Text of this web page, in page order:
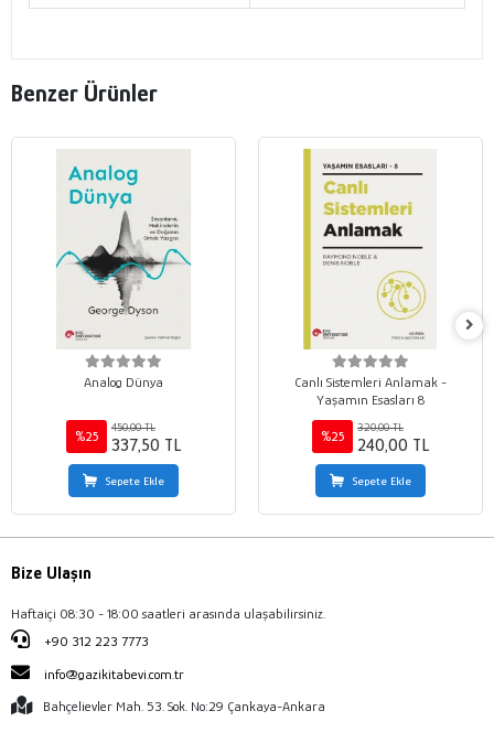
Benzer Ürünler
Analog Dünya
%25
450,00 TL
337,50 TL
Sepete Ekle
Canlı Sistemleri Anlamak -
Yaşamın Esasları 8
%25
320,00 TL
240,00 TL
Sepete Ekle
Bize Ulaşın
Haftaiçi 08:30 - 18:00 saatleri arasında ulaşabilirsiniz.
+90 312 223 7773
info@gazikitabevi.com.tr
Bahçelievler Mah. 53. Sok. No:29 Çankaya-Ankara